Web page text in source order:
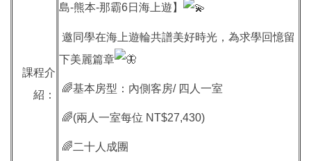
課程介
紹：
島-熊本-那霸6日海上遊】
邀同學在海上遊輪共譜美好時光，為求學回憶留
下美麗篇章
🌈基本房型：內側客房/ 四人一室
🌈(兩人一室每位 NT$27,430)
🌈二十人成團